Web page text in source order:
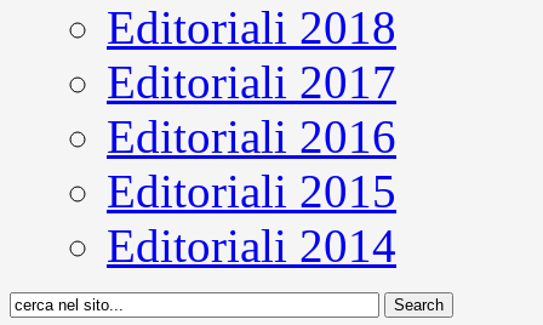
Editoriali 2018
Editoriali 2017
Editoriali 2016
Editoriali 2015
Editoriali 2014